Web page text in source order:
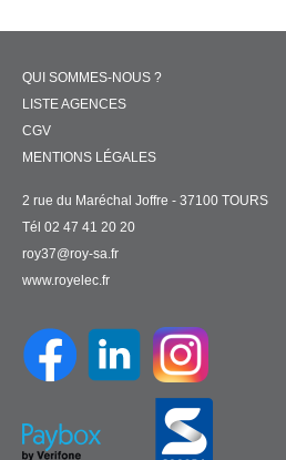
QUI SOMMES-NOUS ?
LISTE AGENCES
CGV
MENTIONS LÉGALES
2 rue du Maréchal Joffre - 37100 TOURS
Tél 02 47 41 20 20
roy37@roy-sa.fr
www.royelec.fr